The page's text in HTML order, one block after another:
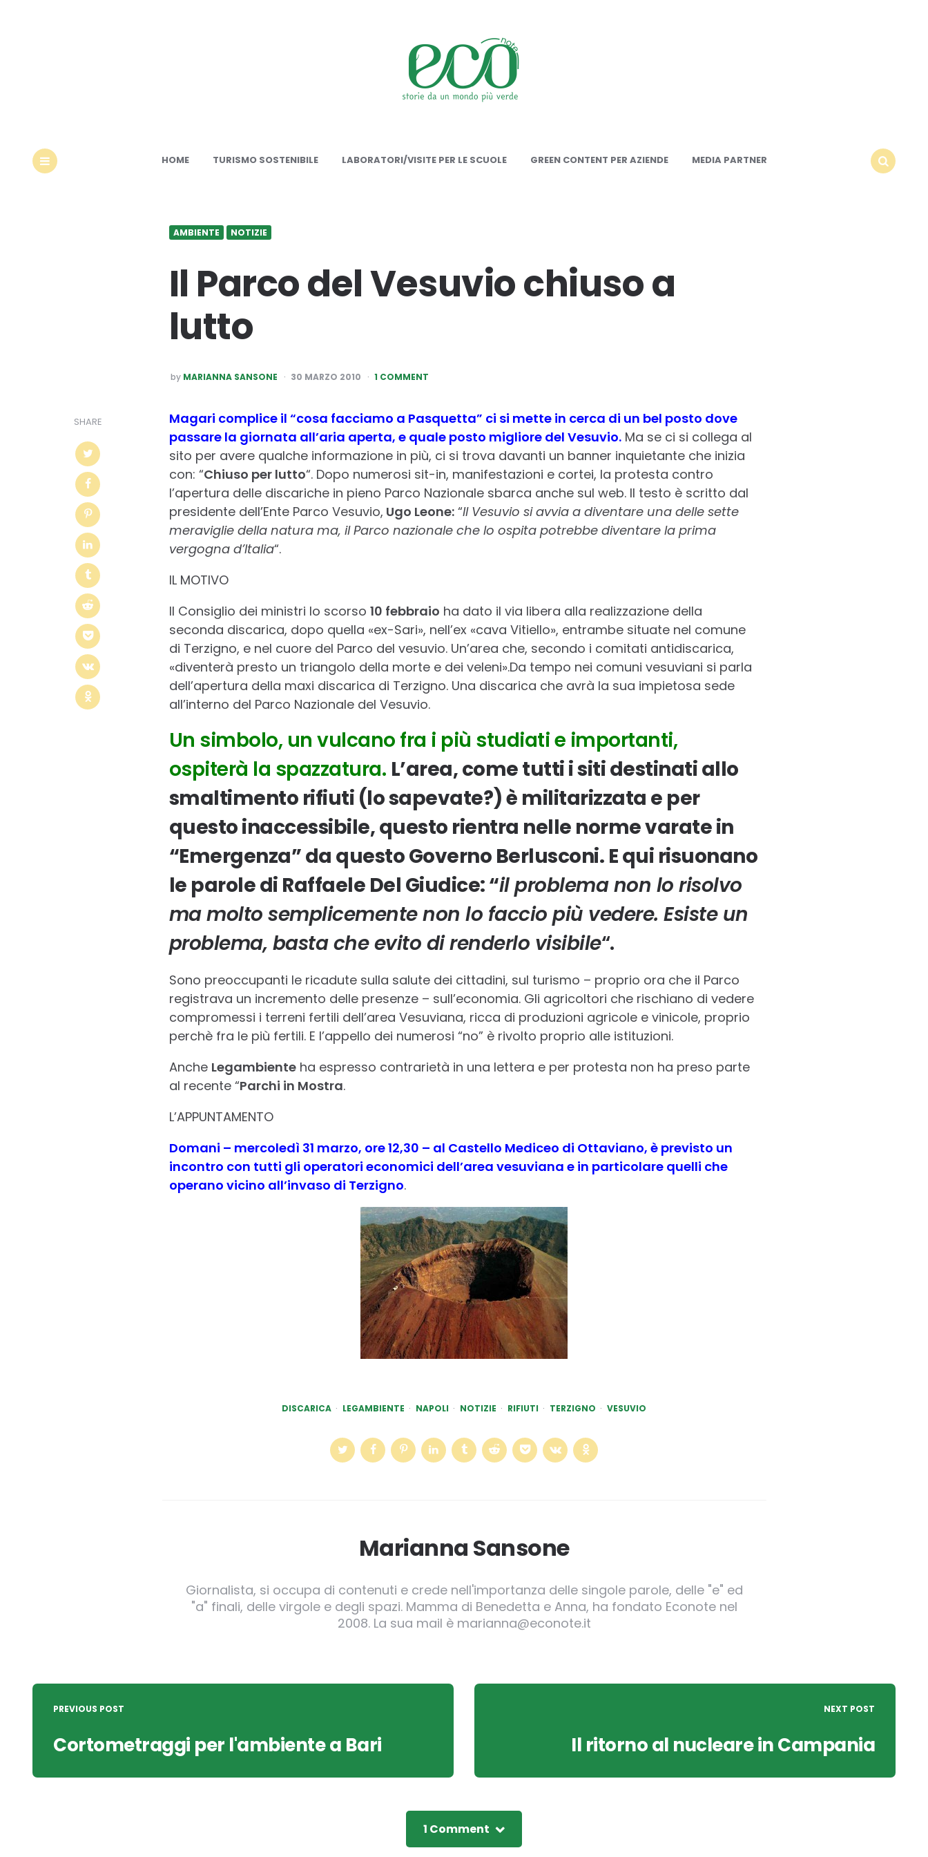
HOME TURISMO SOSTENIBILE LABORATORI/VISITE PER LE SCUOLE GREEN CONTENT PER AZIENDE
MEDIA PARTNER
AMBIENTE NOTIZIE
Il Parco del Vesuvio chiuso a
lutto
POSTED
BY
by MARIANNA SANSONE 30 MARZO 2010 1 COMMENT
SHARE
Magari complice il “cosa facciamo a Pasquetta” ci si mette in cerca di un bel posto dove
passare la giornata all’aria aperta, e quale posto migliore del Vesuvio.Ma se ci si collega al
sito per avere qualche informazione in più, ci si trova davanti un banner inquietante che inizia
con: “Chiuso per lutto“. Dopo numerosi sit-in, manifestazioni e cortei, la protesta contro
l’apertura delle discariche in pieno Parco Nazionale sbarca anche sul web. Il testo è scritto dal
presidente dell’Ente Parco Vesuvio, Ugo Leone:“Il Vesuvio si avvia a diventare una delle sette
meraviglie della natura ma, il Parco nazionale che lo ospita potrebbe diventare la prima
vergogna d’Italia“.
IL MOTIVO
Il Consiglio dei ministri lo scorso 10 febbraio ha dato il via libera alla realizzazione della
seconda discarica, dopo quella «ex-Sari», nell’ex «cava Vitiello», entrambe situate nel comune
di Terzigno, e nel cuore del Parco del vesuvio. Un’area che, secondo i comitati antidiscarica,
«diventerà presto un triangolo della morte e dei veleni».Da tempo nei comuni vesuviani si parla
dell’apertura della maxi discarica di Terzigno. Una discarica che avrà la sua impietosa sede
all’interno del Parco Nazionale del Vesuvio.
Un simbolo, un vulcano fra i più studiati e importanti,
ospiterà la spazzatura. L’area, come tutti i siti destinati allo
smaltimento rifiuti (lo sapevate?) è militarizzata e per
questo inaccessibile, questo rientra nelle norme varate in
“Emergenza” da questo Governo Berlusconi. E qui risuonano
le parole di Raffaele Del Giudice: “il problema non lo risolvo
ma molto semplicemente non lo faccio più vedere. Esiste un
problema, basta che evito di renderlo visibile“.
Sono preoccupanti le ricadute sulla salute dei cittadini, sul turismo – proprio ora che il Parco
registrava un incremento delle presenze – sull’economia. Gli agricoltori che rischiano di vedere
compromessi i terreni fertili dell’area Vesuviana, ricca di produzioni agricole e vinicole, proprio
perchè fra le più fertili. E l’appello dei numerosi “no” è rivolto proprio alle istituzioni.
Anche Legambienteha espresso contrarietà in una lettera e per protesta non ha preso parte
al recente “Parchi in Mostra.
L’APPUNTAMENTO
Domani – mercoledì 31 marzo, ore 12,30 – al Castello Mediceo di Ottaviano, è previsto un
incontro con tutti gli operatori economici dell’area vesuviana e in particolare quelli che
operano vicino all’invaso di Terzigno.
DISCARICA LEGAMBIENTE NAPOLI NOTIZIE RIFIUTI TERZIGNO VESUVIO
Marianna Sansone
Giornalista, si occupa di contenuti e crede nell'importanza delle singole parole, delle "e" ed
"a" finali, delle virgole e degli spazi. Mamma di Benedetta e Anna, ha fondato Econote nel
2008. La sua mail è marianna@econote.it
Post
navigation
PREVIOUS POST
Cortometraggi per l'ambiente a Bari
NEXT POST
Il ritorno al nucleare in Campania
1 Comment